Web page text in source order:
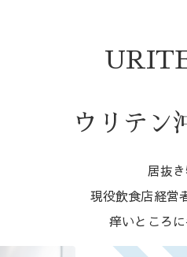
ウリテン
居抜
現役飲食店経営
痒いところ